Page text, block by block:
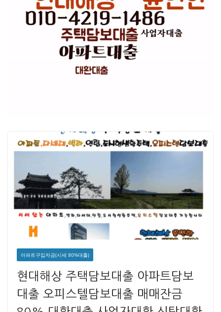
아파트구입자금(시세 80%대출)
현대해상 주택담보대출 아파트담보
대출 오피스텔담보대출 매매잔금